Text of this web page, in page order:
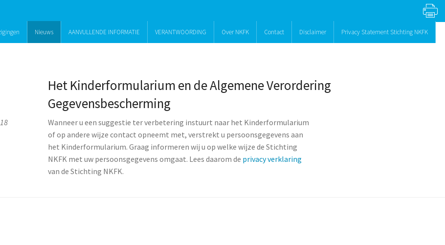
Nieuws AANVULLENDE INFORMATIE VERANTWOORDING Over NKFK Contact Disclaimer Privacy Statement Stichting NKFK
Het Kinderformularium en de Algemene Verordering
Gegevensbescherming
Wanneer u een suggestie ter verbetering instuurt naar het Kinderformularium
of op andere wijze contact opneemt met, verstrekt u persoonsgegevens aan
het Kinderformularium. Graag informeren wij u op welke wijze de Stichting
NKFK met uw persoonsgegevens omgaat. Lees daarom de privacy verklaring
van de Stichting NKFK.